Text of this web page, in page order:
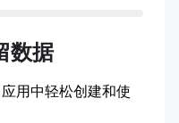
数据
用中轻松创建和使